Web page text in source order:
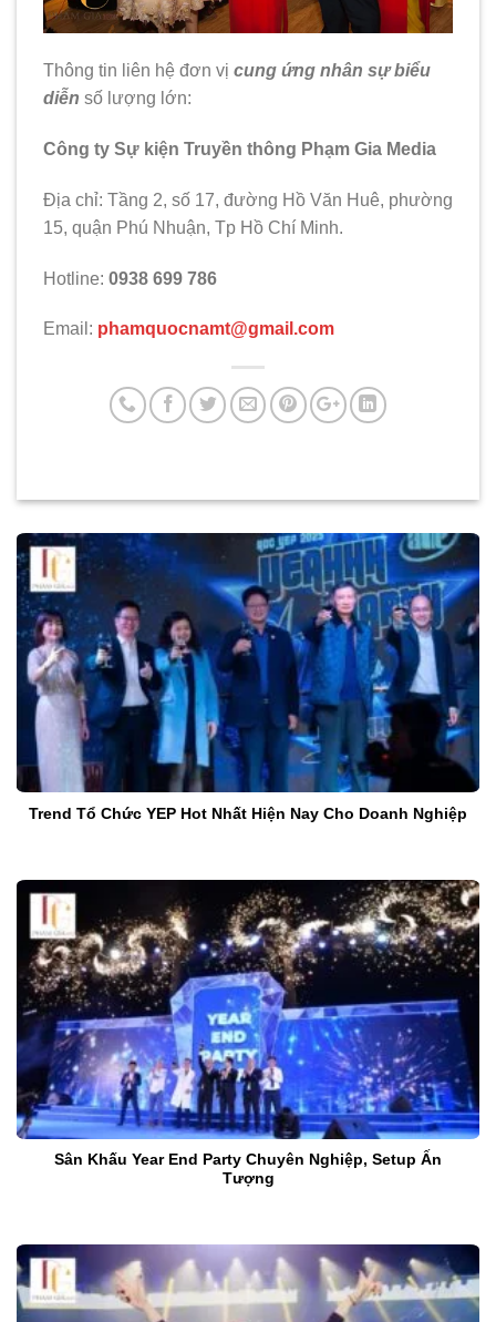
Thông tin liên hệ đơn vị cung ứng nhân sự biểu
diễn số lượng lớn:
Công ty Sự kiện Truyền thông Phạm Gia Media
Địa chỉ: Tầng 2, số 17, đường Hồ Văn Huê, phường
15, quận Phú Nhuận, Tp Hồ Chí Minh.
Hotline: 0938 699 786
Email: phamquocnamt@gmail.com
Trend Tổ Chức YEP Hot Nhất Hiện Nay Cho Doanh Nghiệp
Sân Khấu Year End Party Chuyên Nghiệp, Setup Ấn
Tượng